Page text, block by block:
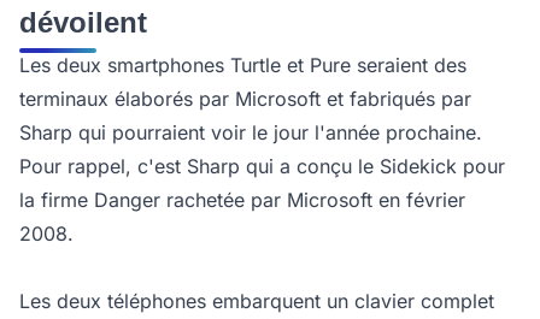
dévoilent
Les deux smartphones Turtle et Pure seraient des
terminaux élaborés par Microsoft et fabriqués par
Sharp qui pourraient voir le jour l'année prochaine.
Pour rappel, c'est Sharp qui a conçu le Sidekick pour
la firme Danger rachetée par Microsoft en février
2008.
Les deux téléphones embarquent un clavier complet